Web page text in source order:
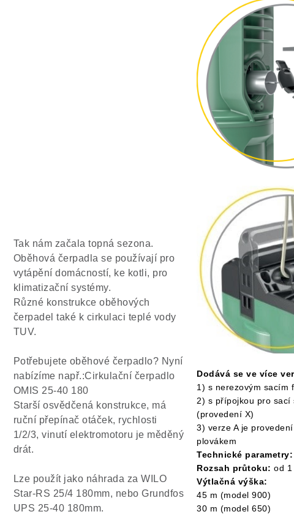
Tak nám začala topná sezona.
Oběhová čerpadla se používají pro
vytápění domácností, ke kotli, pro
klimatizační systémy.
Různé konstrukce oběhových
čerpadel také k cirkulaci teplé vody
TUV.
Potřebujete oběhové čerpadlo? Nyní
nabízíme např.:Cirkulační čerpadlo
OMIS 25-40 180
Starší osvědčená konstrukce, má
ruční přepínač otáček, rychlosti
1/2/3, vinutí elektromotoru je měděný
drát.
Lze použít jako náhrada za WILO
Star-RS 25/4 180mm, nebo Grundfos
UPS 25-40 180mm.
Dodává se ve více
1) s nerezovým sacím
2) s přípojkou pro sací
(provedení X)
3) verze A je
plovákem
Technické parametry:
Rozsah průtoku: od 1
Výtlačná výška:
45 m (model 900)
30 m (model 650)